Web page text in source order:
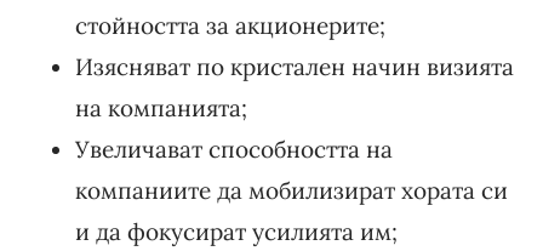
стойността за акционерите;
Изясняват по кристален начин визията
на компанията;
Увеличават способността на
компаниите да мобилизират хората си
и да фокусират усилията им;